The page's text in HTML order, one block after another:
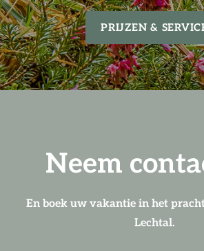
PRIJZEN &
Neem
En boek uw vakantie in het
Lechtal.